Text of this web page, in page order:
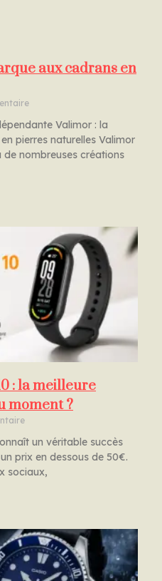
aux cadrans en
Valimor : la
pierres naturelles Valimor
nombreuses créations
: la meilleure
moment ?
un véritable succès
prix en dessous de 50€.
sociaux,